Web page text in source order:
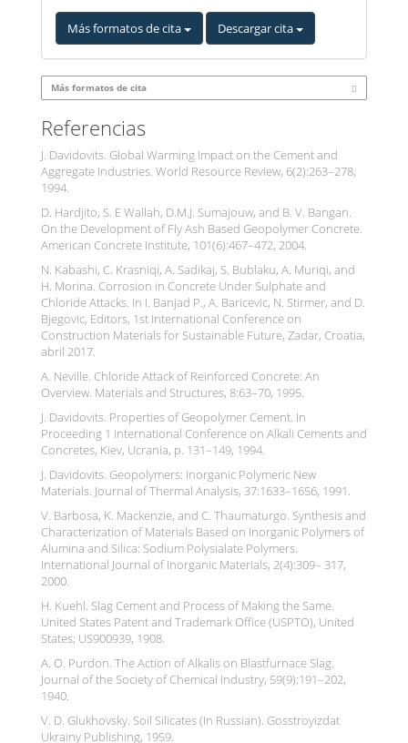
Más formatos de cita Descargar cita
Más formatos de cita
Referencias
J. Davidovits. Global Warming Impact on the Cement and
Aggregate Industries. World Resource Review, 6(2):263–278,
1994.
D. Hardjito, S. E Wallah, D.M.J. Sumajouw, and B. V. Bangan.
On the Development of Fly Ash Based Geopolymer Concrete.
American Concrete Institute, 101(6):467–472, 2004.
N. Kabashi, C. Krasniqi, A. Sadikaj, S. Bublaku, A. Muriqi, and
H. Morina. Corrosion in Concrete Under Sulphate and
Chloride Attacks. In I. Banjad P., A. Baricevic, N. Stirmer, and D.
Bjegovic, Editors, 1st International Conference on
Construction Materials for Sustainable Future, Zadar, Croatia,
abril 2017.
A. Neville. Chloride Attack of Reinforced Concrete: An
Overview. Materials and Structures, 8:63–70, 1995.
J. Davidovits. Properties of Geopolymer Cement. In
Proceeding 1 international Conference on Alkali Cements and
Concretes, Kiev, Ucrania, p. 131–149, 1994.
J. Davidovits. Geopolymers: Inorganic Polymeric New
Materials. Journal of Thermal Analysis, 37:1633–1656, 1991.
V. Barbosa, K. Mackenzie, and C. Thaumaturgo. Synthesis and
Characterization of Materials Based on Inorganic Polymers of
Alumina and Silica: Sodium Polysialate Polymers.
International Journal of Inorganic Materials, 2(4):309– 317,
2000.
H. Kuehl. Slag Cement and Process of Making the Same.
United States Patent and Trademark Office (USPTO), United
States; US900939, 1908.
A. O. Purdon. The Action of Alkalis on Blastfurnace Slag.
Journal of the Society of Chemical Industry, 59(9):191–202,
1940.
V. D. Glukhovsky. Soil Silicates (In Russian). Gosstroyizdat
Ukrainy Publishing, 1959.